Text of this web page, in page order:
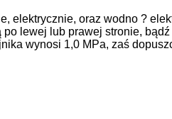
elektrycznie, oraz wodno ?
po lewej lub prawej stronie,
wynosi 1,0 MPa, zaś